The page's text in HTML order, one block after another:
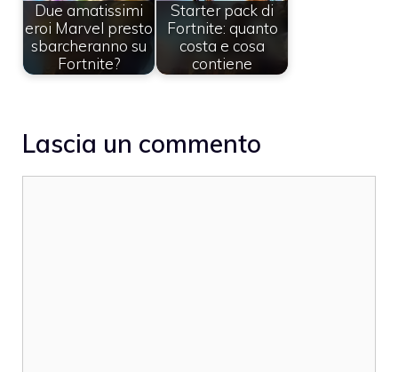
Due amatissimi
eroi Marvel presto
sbarcheranno su
Fortnite?
Starter pack di
Fortnite: quanto
costa e cosa
contiene
Lascia un commento